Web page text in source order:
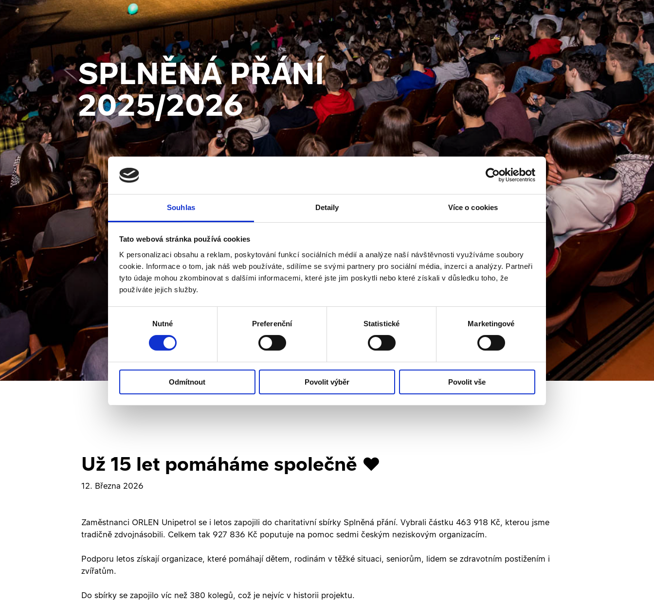
Souhlas Detaily Více o cookies
Tato webová stránka používá cookies
K personalizaci obsahu a reklam, poskytování funkcí sociálních médií a analýze naší návštěvnosti využíváme soubory
cookie. Informace o tom, jak náš web používáte, sdílíme se svými partnery pro sociální média, inzerci a analýzy. Partneři
tyto údaje mohou zkombinovat s dalšími informacemi, které jste jim poskytli nebo které získali v důsledku toho, že
používáte jejich služby.
souhlasu
Nutné Preferenční Statistické Marketingové
Odmítnout Povolit výběr Povolit vše
SPLNĚNÁ PŘÁNÍ
2025/2026
Už 15 let pomáháme společně ❤️
12. Března 2026
Zaměstnanci ORLEN Unipetrol se i letos zapojili do charitativní sbírky Splněná přání. Vybrali částku 463 918 Kč, kterou jsme
tradičně zdvojnásobili. Celkem tak 927 836 Kč poputuje na pomoc sedmi českým neziskovým organizacím.
Podporu letos získají organizace, které pomáhají dětem, rodinám v těžké situaci, seniorům, lidem se zdravotním postižením i
zvířatům.
Do sbírky se zapojilo víc než 380 kolegů, což je nejvíc v historii projektu.